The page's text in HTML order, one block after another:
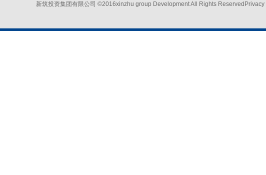
新筑投资集团有限公司 ©2016xinzhu group Development All Rights ReservedPrivacy